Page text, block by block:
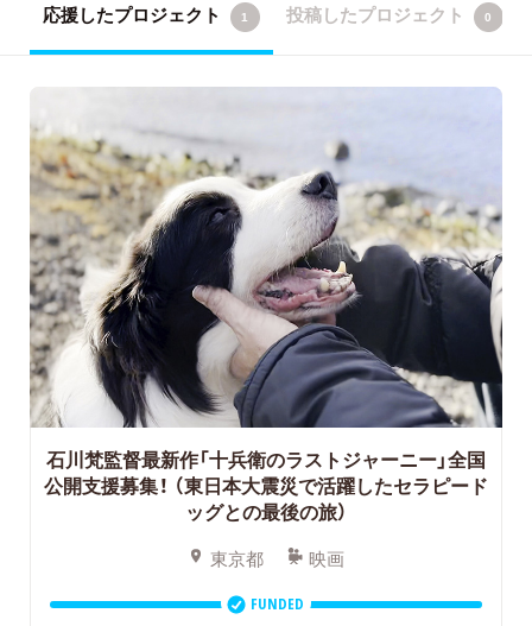
応援したプロジェクト 1 投稿したプロジェクト 0
石川梵監督最新作「十兵衛のラストジャーニー」全国
公開支援募集！ （東日本大震災で活躍したセラピード
ッグとの最後の旅）
東京都 映画
FUNDED